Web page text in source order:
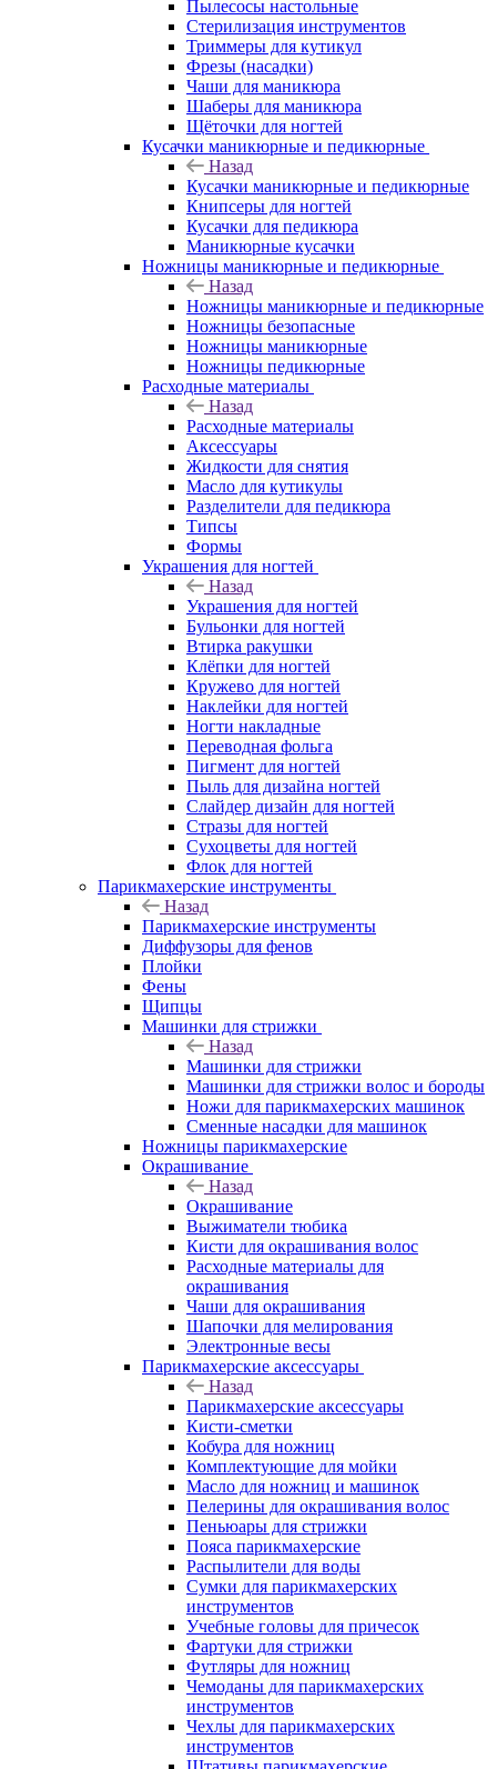
Пылесосы настольные
Стерилизация инструментов
Триммеры для кутикул
Фрезы (насадки)
Чаши для маникюра
Шаберы для маникюра
Щёточки для ногтей
Кусачки маникюрные и педикюрные
Назад
Кусачки маникюрные и педикюрные
Книпсеры для ногтей
Кусачки для педикюра
Маникюрные кусачки
Ножницы маникюрные и педикюрные
Назад
Ножницы маникюрные и педикюрные
Ножницы безопасные
Ножницы маникюрные
Ножницы педикюрные
Расходные материалы
Назад
Расходные материалы
Аксессуары
Жидкости для снятия
Масло для кутикулы
Разделители для педикюра
Типсы
Формы
Украшения для ногтей
Назад
Украшения для ногтей
Бульонки для ногтей
Втирка ракушки
Клёпки для ногтей
Кружево для ногтей
Наклейки для ногтей
Ногти накладные
Переводная фольга
Пигмент для ногтей
Пыль для дизайна ногтей
Слайдер дизайн для ногтей
Стразы для ногтей
Сухоцветы для ногтей
Флок для ногтей
Парикмахерские инструменты
Назад
Парикмахерские инструменты
Диффузоры для фенов
Плойки
Фены
Щипцы
Машинки для стрижки
Назад
Машинки для стрижки
Машинки для стрижки волос и бороды
Ножи для парикмахерских машинок
Сменные насадки для машинок
Ножницы парикмахерские
Окрашивание
Назад
Окрашивание
Выжиматели тюбика
Кисти для окрашивания волос
Расходные материалы для
окрашивания
Чаши для окрашивания
Шапочки для мелирования
Электронные весы
Парикмахерские аксессуары
Назад
Парикмахерские аксессуары
Кисти-сметки
Кобура для ножниц
Комплектующие для мойки
Масло для ножниц и машинок
Пелерины для окрашивания волос
Пеньюары для стрижки
Пояса парикмахерские
Распылители для воды
Сумки для парикмахерских
инструментов
Учебные головы для причесок
Фартуки для стрижки
Футляры для ножниц
Чемоданы для парикмахерских
инструментов
Чехлы для парикмахерских
инструментов